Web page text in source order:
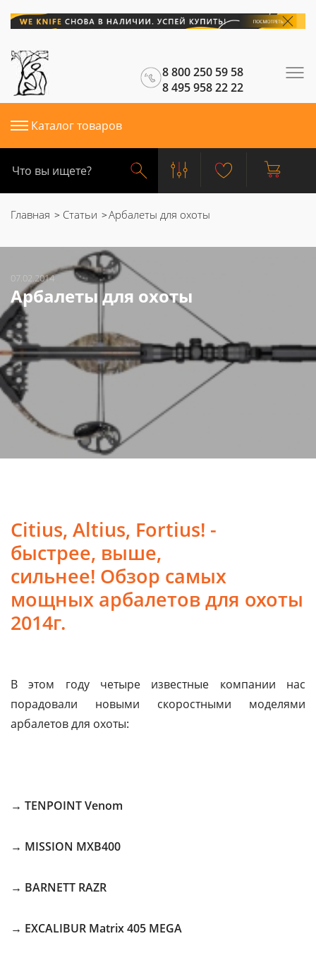
8 800 250 59 58
8 495 958 22 22
Каталог товаров
Главная Статьи Арбалеты для охоты
07.02.2014
Арбалеты для охоты
Citius, Altius, Fortius! -
быстрее, выше,
сильнее! Обзор самых
мощных арбалетов для охоты
2014г.
В этом году четыре известные компании нас
порадовали новыми скоростными моделями
арбалетов для охоты:
→ TENPOINT Venom
→ MISSION MXB400
→ BARNETT RAZR
→ EXCALIBUR Matrix 405 MEGA